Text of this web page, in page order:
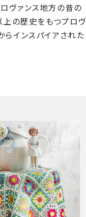
ヴァンス地方の昔の
上の歴史をもつプロヴ
らインスパイアされた